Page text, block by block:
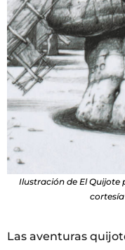
Ilustración de El Quijote
Las aventuras